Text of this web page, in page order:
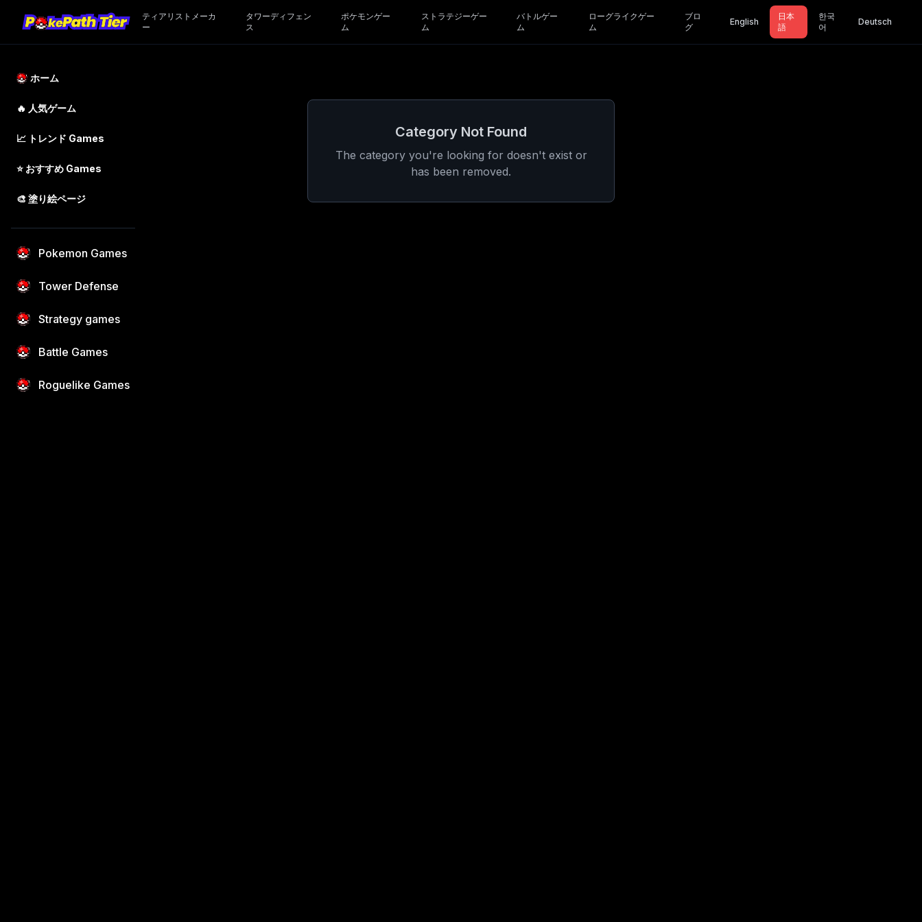
ティアリストメーカ
ー
タワーディフェン
ス
ポケモンゲー
ム
ストラテジーゲー
ム
バトルゲー
ム
ローグライクゲー
ム
ブロ
グ
English
日本
語
한국
어
Deutsch
ホーム
🔥 人気ゲーム
📈 トレンド Games
⭐ おすすめ Games
🎨 塗り絵ページ
Pokemon Games
Tower Defense
Strategy games
Battle Games
Roguelike Games
Category Not Found
The category you're looking for doesn't exist or
has been removed.